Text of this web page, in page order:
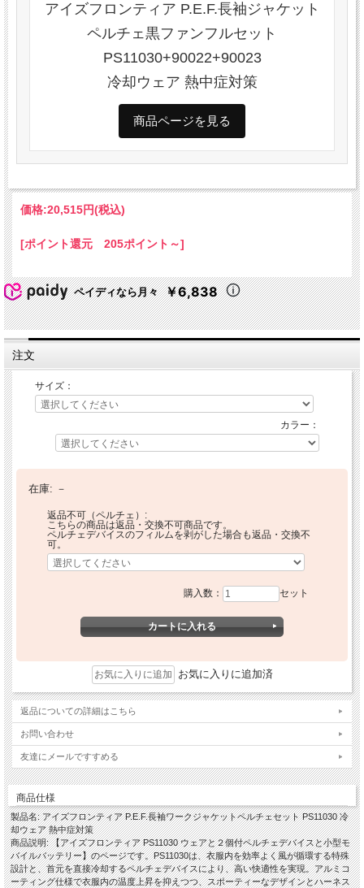
アイズフロンティア P.E.F.長袖ジャケット
ペルチェ黒ファンフルセット
PS11030+90022+90023
冷却ウェア 熱中症対策
商品ページを見る
価格:20,515円(税込)
[ポイント還元 205ポイント～]
ペイディなら月々 ￥6,838
注文
サイズ：
カラー：
在庫: －
返品不可（ペルチェ）:
こちらの商品は返品・交換不可商品です。
ペルチェデバイスのフィルムを剥がした場合も返品・交換不
可。
購入数： セット
お気に入りに追加済
返品についての詳細はこちら
お問い合わせ
友達にメールですすめる
商品仕様
製品名: アイズフロンティア P.E.F.長袖ワークジャケットペルチェセット PS11030 冷
却ウェア 熱中症対策
商品説明: 【アイズフロンティア PS11030 ウェアと２個付ペルチェデバイスと小型モ
バイルバッテリー】のページです。PS11030は、衣服内を効率よく風が循環する特殊
設計と、首元を直接冷却するペルチェデバイスにより、高い快適性を実現。アルミコ
ーティング仕様で衣服内の温度上昇を抑えつつ、スポーティーなデザインとハーネス